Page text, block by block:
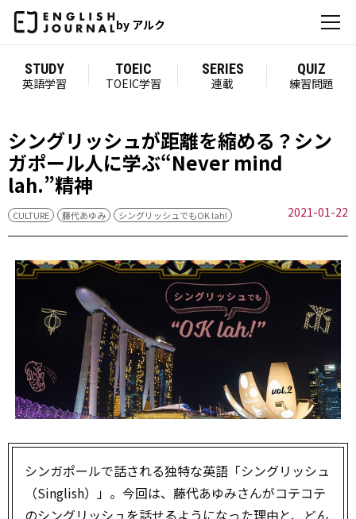
by アルク
STUDY
英語学習
TOEIC
TOEIC学習
SERIES
連載
QUIZ
練習問題
シングリッシュが距離を縮める？シン
ガポール人に学ぶ“Never mind
lah.”精神
CULTURE 藤代あゆみ シングリッシュでもOK lah! 2021-01-22
シンガポールで話される独特な英語「シングリッシュ
（Singlish）」。今回は、藤代あゆみさんがコテコテ
のシングリッシュを話せるようになった理由と、どん